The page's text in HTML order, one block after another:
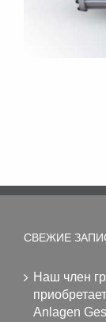
СВЕЖИЕ
Наш член
Anlagen